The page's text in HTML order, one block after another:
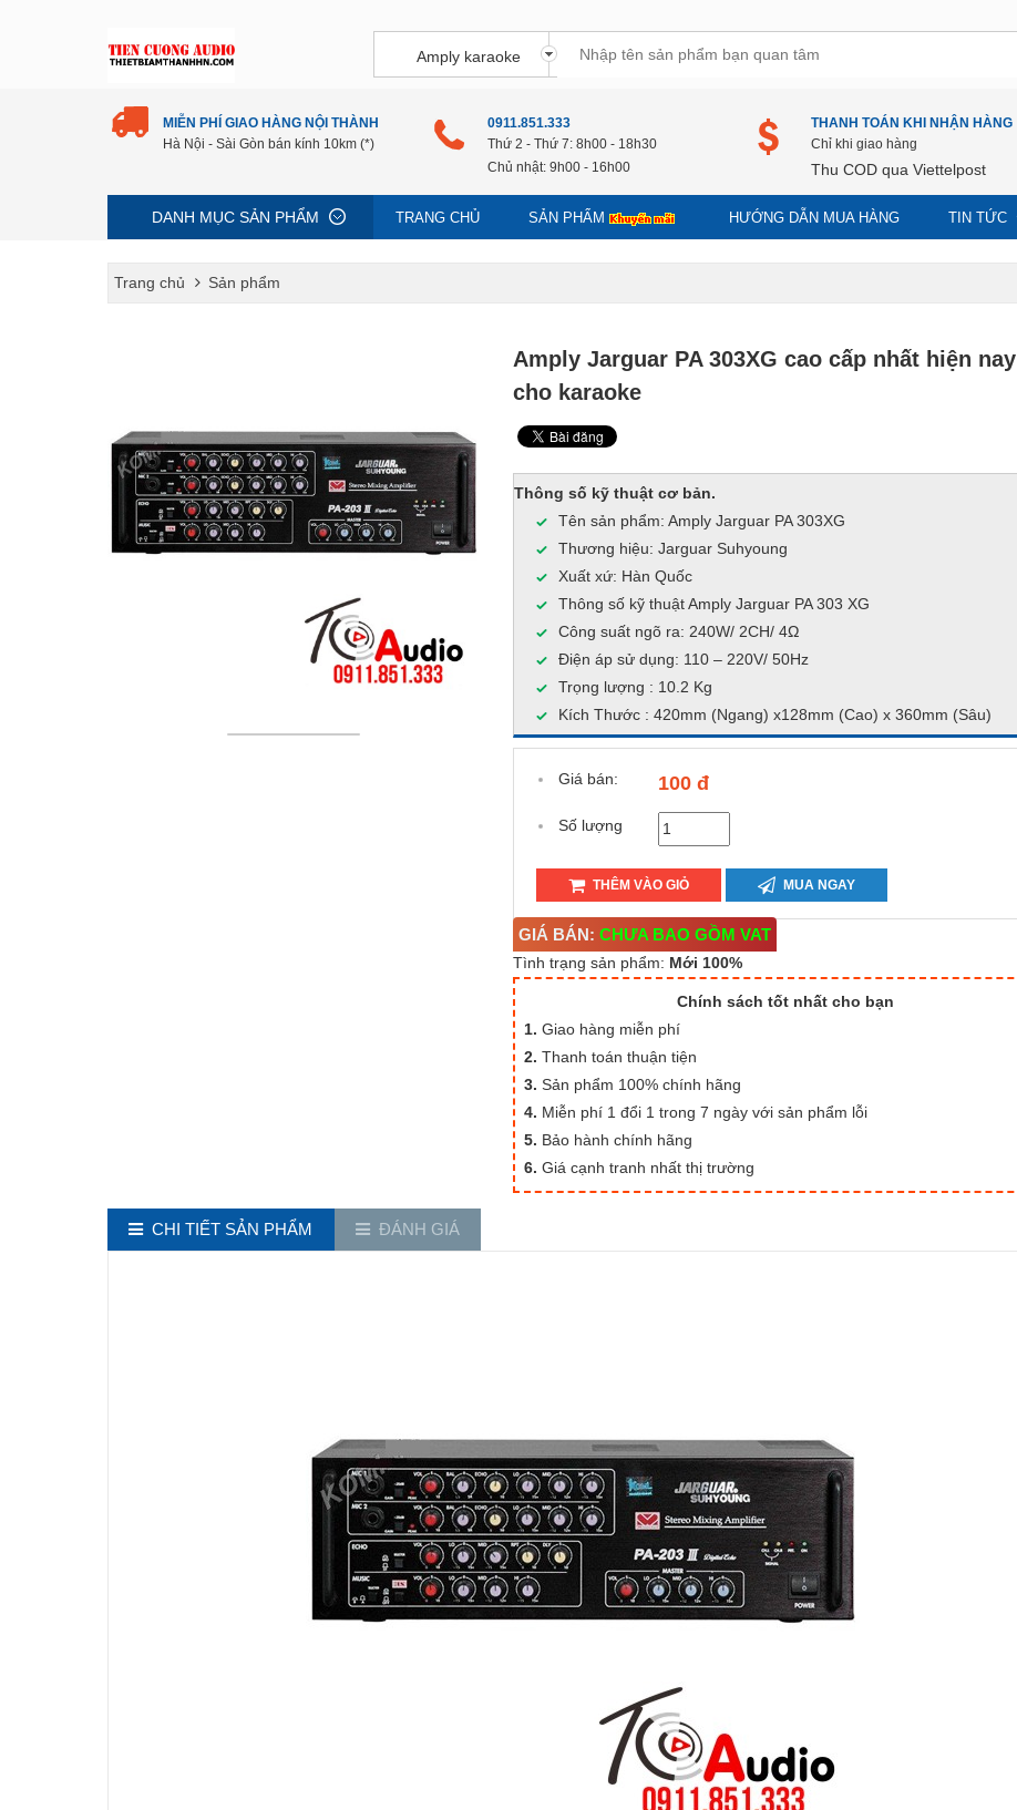
MIỄN PHÍ GIAO HÀNG NỘI THÀNH
Hà Nội - Sài Gòn bán kính 10km (*)
0911.851.333
Thứ 2 - Thứ 7: 8h00 - 18h30
Chủ nhật: 9h00 - 16h00
THANH TOÁN KHI NHẬN HÀNG
Chỉ khi giao hàng
Thu COD qua Viettelpost
DANH MỤC SẢN PHẨM TRANG CHỦ SẢN PHẨM HƯỚNG DẪN MUA HÀNG TIN TỨC
Trang chủ Sản phẩm
Amply Jarguar PA 303XG cao cấp nhất hiện nay
cho karaoke
Thông số kỹ thuật cơ bản.
Tên sản phẩm: Amply Jarguar PA 303XG
Thương hiệu: Jarguar Suhyoung
Xuất xứ: Hàn Quốc
Thông số kỹ thuật Amply Jarguar PA 303 XG
Công suất ngõ ra: 240W/ 2CH/ 4Ω
Điện áp sử dụng: 110 – 220V/ 50Hz
Trọng lượng : 10.2 Kg
Kích Thước : 420mm (Ngang) x128mm (Cao) x 360mm (Sâu)
Giá bán: 100 đ
Số lượng
THÊM VÀO GIỎ MUA NGAY
GIÁ BÁN: CHƯA BAO GỒM VAT
Tình trạng sản phẩm: Mới 100%
Chính sách tốt nhất cho bạn
1. Giao hàng miễn phí
2. Thanh toán thuận tiện
3. Sản phẩm 100% chính hãng
4. Miễn phí 1 đổi 1 trong 7 ngày với sản phẩm lỗi
5. Bảo hành chính hãng
6. Giá cạnh tranh nhất thị trường
CHI TIẾT SẢN PHẨM ĐÁNH GIÁ